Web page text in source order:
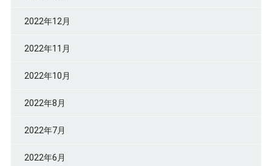
2022年12月
2022年11月
2022年10月
2022年8月
2022年7月
2022年6月